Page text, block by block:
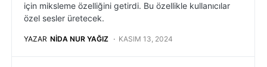
için miksleme özelliğini getirdi. Bu özellikle kullanıcılar
özel sesler üretecek.
YAZAR NIDA NUR YAĞIZ KASIM 13, 2024